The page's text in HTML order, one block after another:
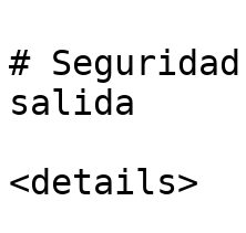
#
salida
<details>